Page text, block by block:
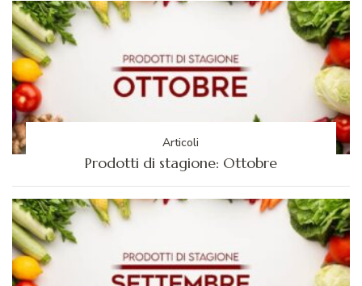
Articoli
Prodotti di stagione: Ottobre